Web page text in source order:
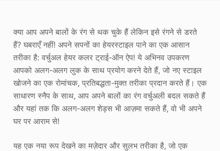
छवि पुनः कॉपीराइट
क्या आप अपने बालों के रंग से थक चुके हैं लेकिन इसे रंगने से डरते
हैं? घबराएँ नहीं! अपने सपनों का हेयरस्टाइल पाने का एक आसान
तरीका है: वर्चुअल हेयर कलर ट्राई-ऑन ऐप! ये अभिनव उपकरण
आपको अलग-अलग लुक के साथ प्रयोग करने देते हैं, जो नए स्टाइल
खोजने का एक रोमांचक, प्रतिबद्धता-मुक्त तरीका प्रदान करते हैं। एक
साधारण स्नैप के साथ, आप अपने बालों का रंग वर्चुअली बदल सकते हैं
और यहां तक कि अलग-अलग शेड्स भी आज़मा सकते हैं, वो भी अपने
घर पर आराम से!
यह एक नया रूप देखने का मज़ेदार और सुलभ तरीका है, जो एक